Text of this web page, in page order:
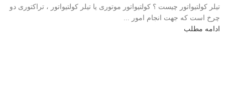
تیلر کولتیواتور چیست ؟ کولتیواتور موتوری یا تیلر کولتیواتور ، تراکتوری دو
چرخ است که جهت انجام امور ...
ادامه مطلب